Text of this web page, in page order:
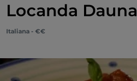
Locanda Dauna
Italiana - €€